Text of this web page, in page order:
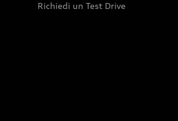
Richiedi un Test Drive